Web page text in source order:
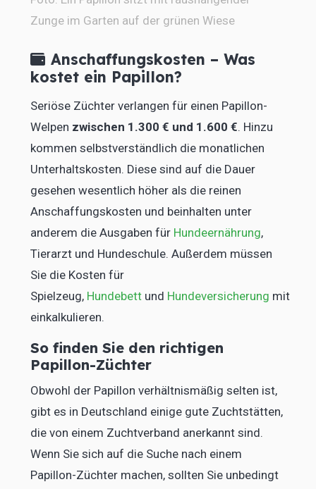
Zunge im Garten auf der grünen Wiese
Anschaffungskosten – Was
kostet ein Papillon?
Seriöse Züchter verlangen für einen Papillon-
Welpen zwischen 1.300 € und 1.600 €. Hinzu
kommen selbstverständlich die monatlichen
Unterhaltskosten. Diese sind auf die Dauer
gesehen wesentlich höher als die reinen
Anschaffungskosten und beinhalten unter
anderem die Ausgaben für Hundeernährung,
Tierarzt und Hundeschule. Außerdem müssen
Sie die Kosten für
Spielzeug, Hundebettund Hundeversicherung mit
einkalkulieren.
So finden Sie den richtigen
Papillon-Züchter
Obwohl der Papillon verhältnismäßig selten ist,
gibt es in Deutschland einige gute Zuchtstätten,
die von einem Zuchtverband anerkannt sind.
Wenn Sie sich auf die Suche nach einem
Papillon-Züchter machen, sollten Sie unbedingt